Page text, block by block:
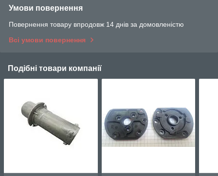
Умови повернення
Повернення товару впродовж 14 днів за домовленістю
Всі умови повернення
Подібні товари компанії